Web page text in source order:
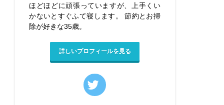
ほどほどに頑張っていますが、上手くい
かないとすぐふて寝します。 節約とお掃
除が好きな35歳。
詳しいプロフィールを見る